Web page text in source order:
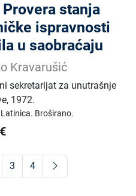
stanja
ispravnosti
u saobraćaju
Kravarušić
sekretarijat za unutrašnje
, 1972.
Latinica. Broširano.
€
3 4